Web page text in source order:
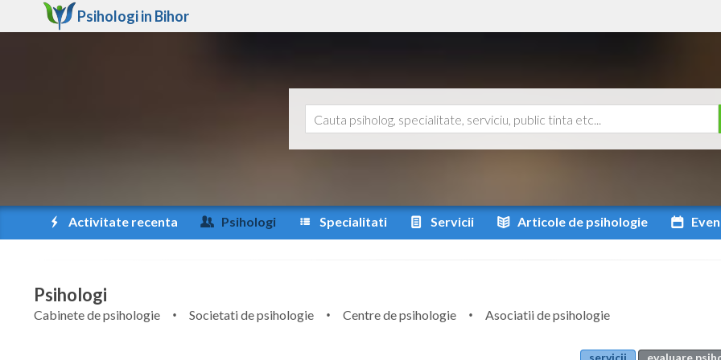
Psihologi in Bihor
Activitate recenta Psihologi Specialitati Servicii Articole de psihologie
Psihologi
Cabinete de psihologie Societati de psihologie Centre de psihologie
Asociatii de psihologie
servicii evaluare